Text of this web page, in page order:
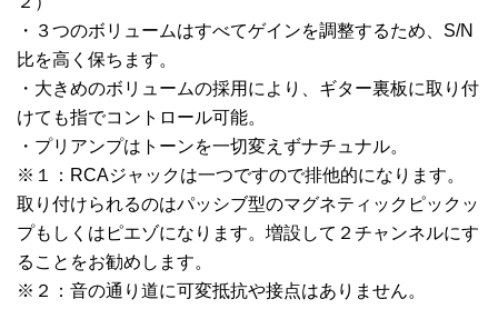
・３つのボリュームはすべてゲインを調整するため、S/N
比を高く保ちます。
・大きめのボリュームの採用により、ギター裏板に取り付
けても指でコントロール可能。
・プリアンプはトーンを一切変えずナチュナル。
※１：RCAジャックは一つですので排他的になります。
取り付けられるのはパッシブ型のマグネティックピックッ
プもしくはピエゾになります。増設して２チャンネルにす
ることをお勧めします。
※２：音の通り道に可変抵抗や接点はありません。